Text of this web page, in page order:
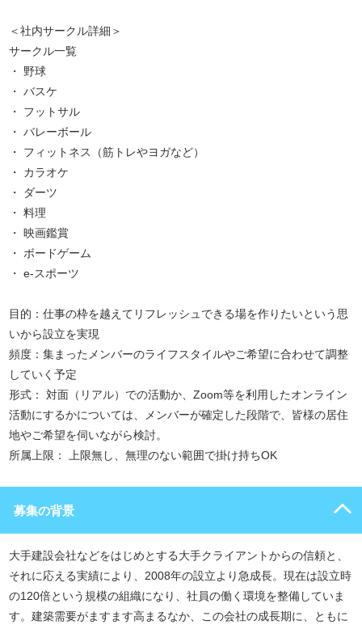
＜社内サークル詳細＞
サークル一覧
・ 野球
・ バスケ
・ フットサル
・ バレーボール
・ フィットネス（筋トレやヨガなど）
・ カラオケ
・ ダーツ
・ 料理
・ 映画鑑賞
・ ボードゲーム
・ e-スポーツ
目的：仕事の枠を越えてリフレッシュできる場を作りたいという思
いから設立を実現
頻度：集まったメンバーのライフスタイルやご希望に合わせて調整
していく予定
形式： 対面（リアル）での活動か、Zoom等を利用したオンライン
活動にするかについては、メンバーが確定した段階で、皆様の居住
地やご希望を伺いながら検討。
所属上限： 上限無し、無理のない範囲で掛け持ちOK
募集の背景
大手建設会社などをはじめとする大手クライアントからの信頼と、
それに応える実績により、2008年の設立より急成長。現在は設立時
の120倍という規模の組織になり、社員の働く環境を整備していま
す。建築需要がますます高まるなか、この会社の成長期に、ともに